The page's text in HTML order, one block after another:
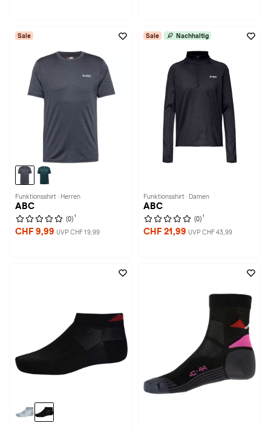
Sale
Funktionsshirt · Herren
ABC
(0) 1
CHF 9,99 UVP CHF 19,99
Sale Nachhaltig
Funktionsshirt · Damen
ABC
(0) 1
CHF 21,99 UVP CHF 43,99